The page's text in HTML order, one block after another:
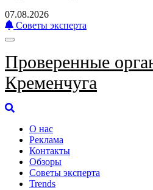
07.08.2026
Советы эксперта
Проверенные
Кременчуга
О нас
Реклама
Контакты
Обзоры
Советы эксперта
Trends